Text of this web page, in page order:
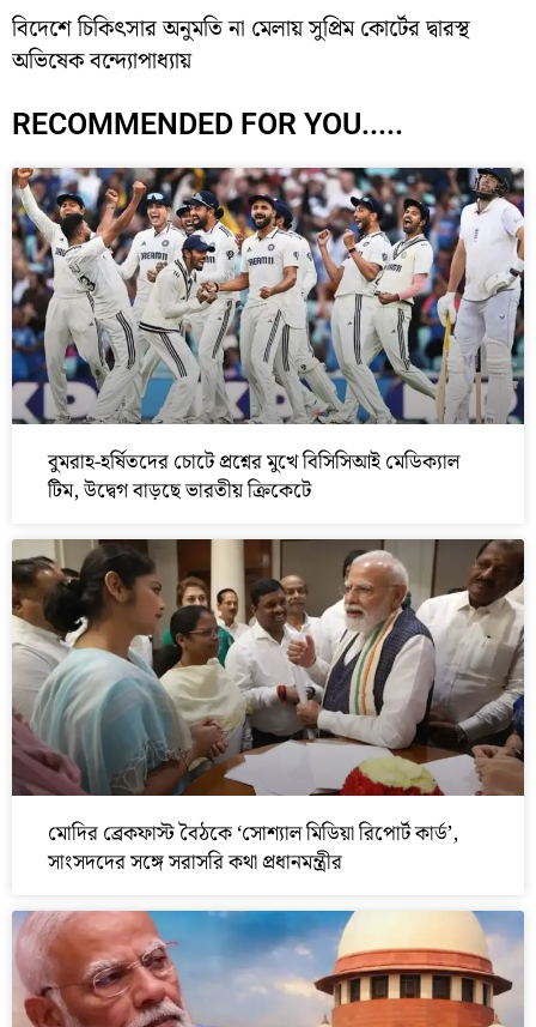
বিদেশে চিকিৎসার অনুমতি না মেলায় সুপ্রিম কোর্টের দ্বারস্থ
অভিষেক বন্দ্যোপাধ্যায়
RECOMMENDED FOR YOU.....
বুমরাহ-হর্ষিতদের চোটে প্রশ্নের মুখে বিসিসিআই মেডিক্যাল
টিম, উদ্বেগ বাড়ছে ভারতীয় ক্রিকেটে
মোদির ব্রেকফাস্ট বৈঠকে ‘সোশ্যাল মিডিয়া রিপোর্ট কার্ড’,
সাংসদদের সঙ্গে সরাসরি কথা প্রধানমন্ত্রীর